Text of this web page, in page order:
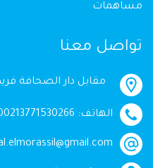
مساهمات
تواصل معنا
مقابل دار الصحافة
الهاتف: 00213771530266